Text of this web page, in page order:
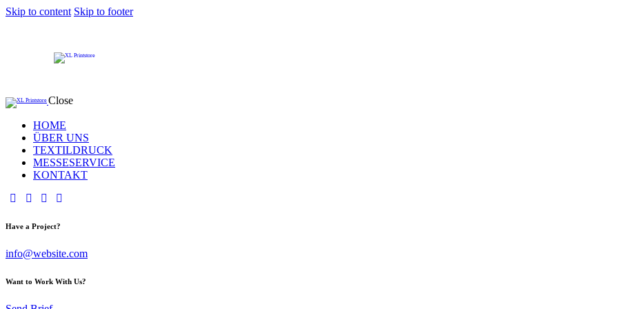
Skip to content Skip to footer
Close
HOME
ÜBER UNS
TEXTILDRUCK
MESSESERVICE
KONTAKT
Have a Project?
info@website.com
Want to Work With Us?